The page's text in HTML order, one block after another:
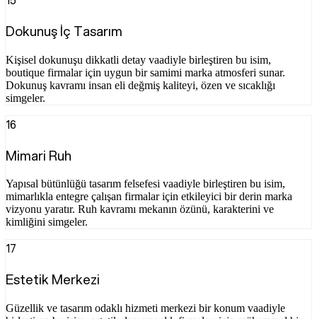
Dokunuş İç Tasarım
Kişisel dokunuşu dikkatli detay vaadiyle birleştiren bu isim,
boutique firmalar için uygun bir samimi marka atmosferi sunar.
Dokunuş kavramı insan eli değmiş kaliteyi, özen ve sıcaklığı
simgeler.
16
Mimari Ruh
Yapısal bütünlüğü tasarım felsefesi vaadiyle birleştiren bu isim,
mimarlıkla entegre çalışan firmalar için etkileyici bir derin marka
vizyonu yaratır. Ruh kavramı mekanın özünü, karakterini ve
kimliğini simgeler.
17
Estetik Merkezi
Güzellik ve tasarım odaklı hizmeti merkezi bir konum vaadiyle